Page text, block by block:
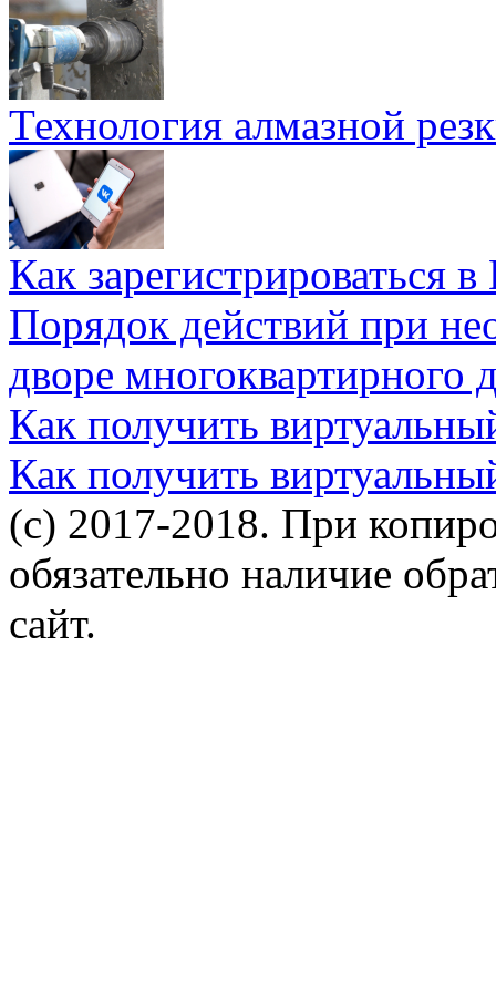
Технология алмазной
Как зарегистрироваться
Порядок действий при
дворе многоквартирного
Как получить
Как получить
(c) 2017-2018. При
обязательно наличие
сайт.